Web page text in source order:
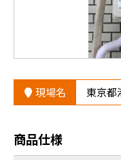
現場名 東京
商品仕様